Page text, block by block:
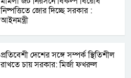
নিষ্পত্তিতে জোর দিচ্ছে সরকার :
আইনমন্ত্রী
প্রতিবেশী দেশের সঙ্গে সম্পর্ক স্থিতিশীল
রাখতে চায় সরকার: মির্জা ফখরুল